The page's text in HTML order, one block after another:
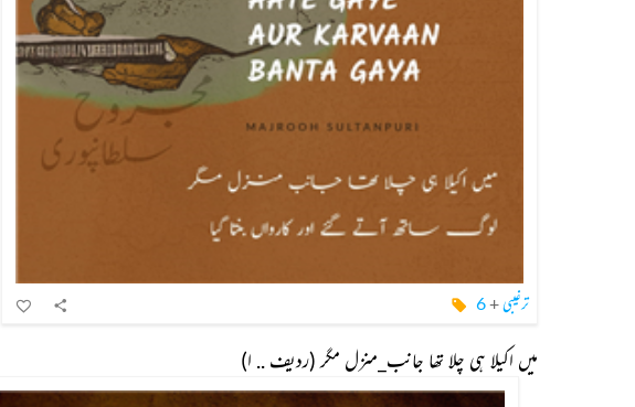
ترغیبی+
6
میں اکیلا ہی چلا تھا جانب_منزل مگر (ردیف .. ا)